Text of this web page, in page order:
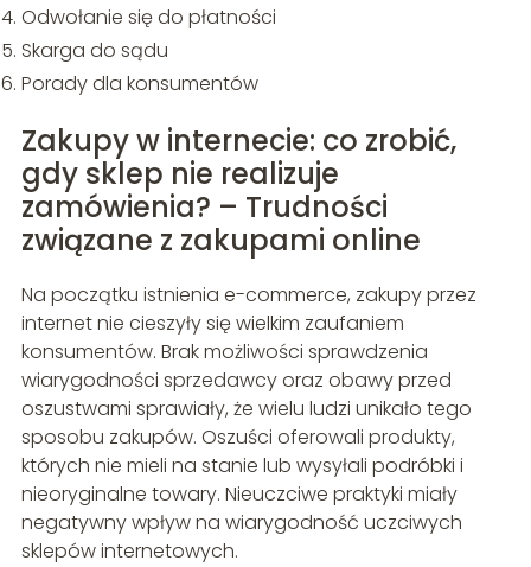
Odwołanie się do płatności
Skarga do sądu
Porady dla konsumentów
Zakupy w internecie: co zrobić,
gdy sklep nie realizuje
zamówienia? – Trudności
związane z zakupami online
Na początku istnienia e-commerce, zakupy przez
internet nie cieszyły się wielkim zaufaniem
konsumentów. Brak możliwości sprawdzenia
wiarygodności sprzedawcy oraz obawy przed
oszustwami sprawiały, że wielu ludzi unikało tego
sposobu zakupów. Oszuści oferowali produkty,
których nie mieli na stanie lub wysyłali podróbki i
nieoryginalne towary. Nieuczciwe praktyki miały
negatywny wpływ na wiarygodność uczciwych
sklepów internetowych.